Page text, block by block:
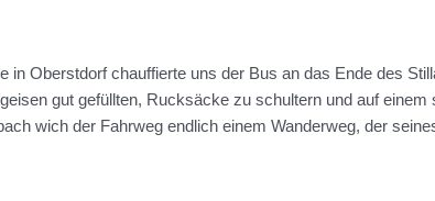
in Oberstdorf chauffierte uns der Bus an das Ende des
gut gefüllten, Rucksäcke zu schultern und auf
wich der Fahrweg endlich einem Wanderweg, der